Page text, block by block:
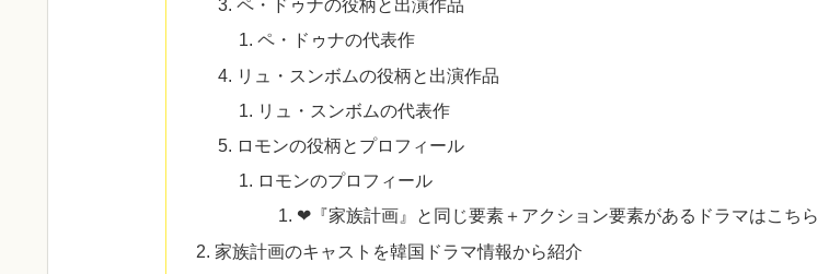
ペ・ドゥナの役柄と出演作品
ペ・ドゥナの代表作
リュ・スンボムの役柄と出演作品
リュ・スンボムの代表作
ロモンの役柄とプロフィール
ロモンのプロフィール
❤『家族計画』と同じ要素＋アクション要素があるドラマはこちら
家族計画のキャストを韓国ドラマ情報から紹介